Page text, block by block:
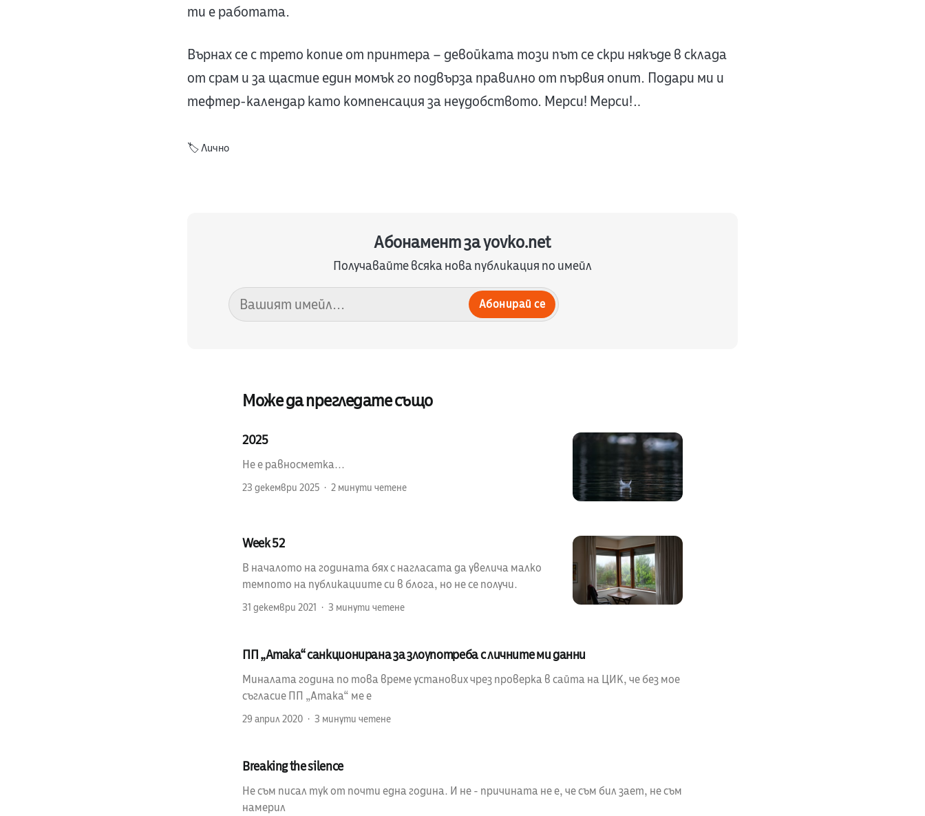
ти е работата.
Върнах се с трето копие от принтера – девойката този път се скри някъде в склада
от срам и за щастие един момък го подвърза правилно от първия опит. Подари ми и
тефтер-календар като компенсация за неудобството. Мерси! Мерси!…
🏷️Лично
Абонамент за yovko.net
Получавайте всяка нова публикация по имейл
Абонирай се
Може да прегледате също
2025
Не е равносметка...
23 декември 2025 2 минути четене
Week 52
В началото на годината бях с нагласата да увелича малко
темпото на публикациите си в блога, но не се получи.
31 декември 2021 3 минути четене
ПП „Атака“ санкционирана за злоупотреба с личните ми данни
Миналата година по това време установих чрез проверка в сайта на ЦИК, че без мое
съгласие ПП „Атака“ ме е
29 април 2020 3 минути четене
Breaking the silence
Не съм писал тук от почти една година. И не - причината не е, че съм бил зает, не съм
намерил